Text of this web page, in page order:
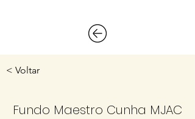
< Voltar
Fundo Maestro Cunha MJAC